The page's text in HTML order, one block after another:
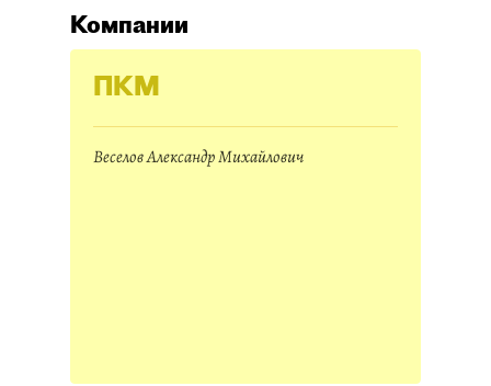
Компании
ПКМ
Веселов Александр Михайлович